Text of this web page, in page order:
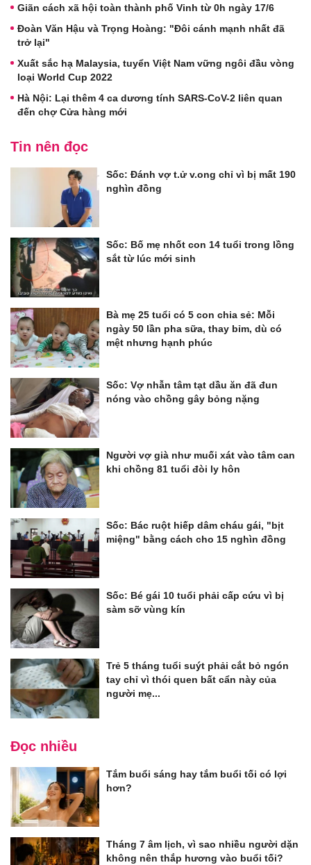
Giãn cách xã hội toàn thành phố Vinh từ 0h ngày 17/6
Đoàn Văn Hậu và Trọng Hoàng: "Đôi cánh mạnh nhất đã
trở lại"
Xuất sắc hạ Malaysia, tuyển Việt Nam vững ngôi đầu vòng
loại World Cup 2022
Hà Nội: Lại thêm 4 ca dương tính SARS-CoV-2 liên quan
đến chợ Cửa hàng mới
Tin nên đọc
Sốc: Đánh vợ t.ử v.ong chỉ vì bị mất 190
nghìn đồng
Sốc: Bố mẹ nhốt con 14 tuổi trong lồng
sắt từ lúc mới sinh
Bà mẹ 25 tuổi có 5 con chia sẻ: Mỗi
ngày 50 lần pha sữa, thay bỉm, dù có
mệt nhưng hạnh phúc
Sốc: Vợ nhẫn tâm tạt dầu ăn đã đun
nóng vào chồng gây bỏng nặng
Người vợ già như muối xát vào tâm can
khi chồng 81 tuổi đòi ly hôn
Sốc: Bác ruột hiếp dâm cháu gái, "bịt
miệng" bằng cách cho 15 nghìn đồng
Sốc: Bé gái 10 tuổi phải cấp cứu vì bị
sàm sỡ vùng kín
Trẻ 5 tháng tuổi suýt phải cắt bỏ ngón
tay chỉ vì thói quen bất cẩn này của
người mẹ...
Đọc nhiều
Tắm buổi sáng hay tắm buổi tối có lợi
hơn?
Tháng 7 âm lịch, vì sao nhiều người dặn
không nên thắp hương vào buổi tối?